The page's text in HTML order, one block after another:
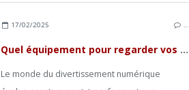
17/02/2025 …
Quel équipement pour regarder vos émissions et séries en replay ?
Le monde du divertissement numérique